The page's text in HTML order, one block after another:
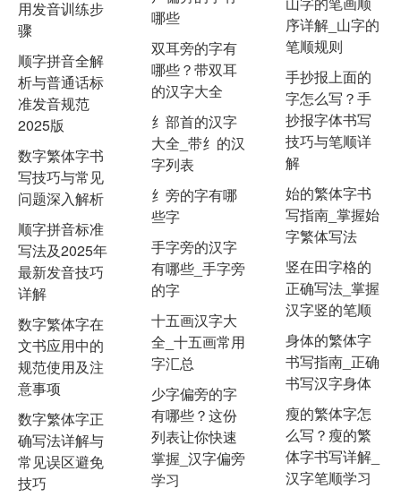
用发音训练步
骤
顺字拼音全解
析与普通话标
准发音规范
2025版
数字繁体字书
写技巧与常见
问题深入解析
顺字拼音标准
写法及2025年
最新发音技巧
详解
数字繁体字在
文书应用中的
规范使用及注
意事项
数字繁体字正
确写法详解与
常见误区避免
技巧
哪些
双耳旁的字有
哪些？带双耳
的汉字大全
纟部首的汉字
大全_带纟的汉
字列表
纟旁的字有哪
些字
手字旁的汉字
有哪些_手字旁
的字
十五画汉字大
全_十五画常用
字汇总
少字偏旁的字
有哪些？这份
列表让你快速
掌握_汉字偏旁
学习
序详解_山字的
笔顺规则
手抄报上面的
字怎么写？手
抄报字体书写
技巧与笔顺详
解
始的繁体字书
写指南_掌握始
字繁体写法
竖在田字格的
正确写法_掌握
汉字竖的笔顺
身体的繁体字
书写指南_正确
书写汉字身体
瘦的繁体字怎
么写？瘦的繁
体字书写详解_
汉字笔顺学习